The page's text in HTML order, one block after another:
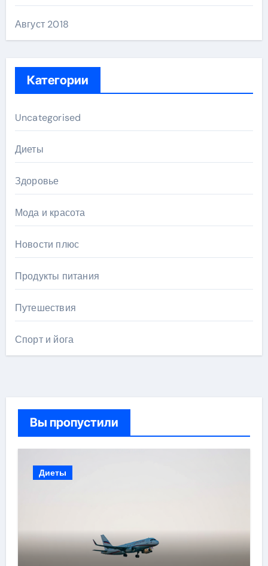
Август 2018
Категории
Uncategorised
Диеты
Здоровье
Мода и красота
Новости плюс
Продукты питания
Путешествия
Спорт и йога
Вы пропустили
Диеты